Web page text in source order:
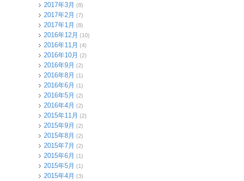
2017年3月 (8)
2017年2月 (7)
2017年1月 (8)
2016年12月 (10)
2016年11月 (4)
2016年10月 (2)
2016年9月 (2)
2016年8月 (1)
2016年6月 (1)
2016年5月 (2)
2016年4月 (2)
2015年11月 (2)
2015年9月 (2)
2015年8月 (2)
2015年7月 (2)
2015年6月 (1)
2015年5月 (1)
2015年4月 (3)